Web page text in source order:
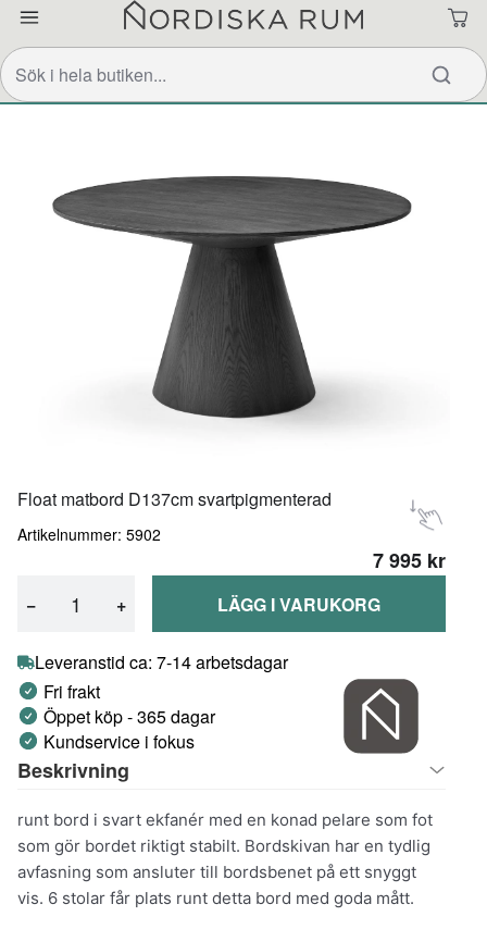
Float matbord D137cm svartpigmenterad
Artikelnummer: 5902
7 995 kr
− + LÄGG I VARUKORG
Leveranstid ca: 7-14 arbetsdagar
Fri frakt
Öppet köp - 365 dagar
Kundservice i fokus
Beskrivning
runt bord i svart ekfanér med en konad pelare som fot
som gör bordet riktigt stabilt. Bordskivan har en tydlig
avfasning som ansluter till bordsbenet på ett snyggt
vis. 6 stolar får plats runt detta bord med goda mått.